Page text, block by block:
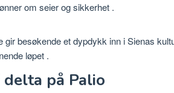
om seier og sikkerhet .
gir besøkende et dypdykk inn i Sienas
løpet .
på Palio